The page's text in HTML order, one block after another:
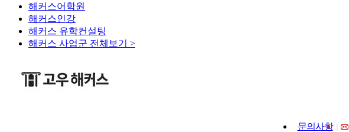
해커스어학원
해커스인강
해커스 유학컨설팅
해커스 사업군 전체보기 >
문의사항